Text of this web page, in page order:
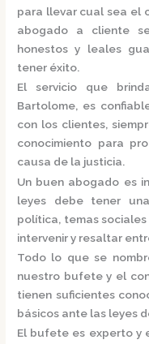
para llevar cual sea el
abogado a cliente
honestos y leales
tener éxito.
El servicio que
Bartolome, es
con los clientes,
conocimiento para
causa de la justicia.
Un buen abogado es
leyes debe tener
política, temas
intervenir y resaltar
Todo lo que se
nuestro bufete y el
tienen suficientes
básicos ante las leyes
El bufete es experto y